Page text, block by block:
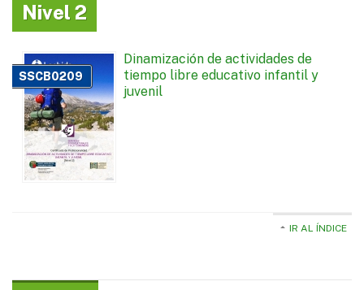
Nivel 2
SSCB0209
Dinamización de actividades de
tiempo libre educativo infantil y
juvenil
IR AL ÍNDICE